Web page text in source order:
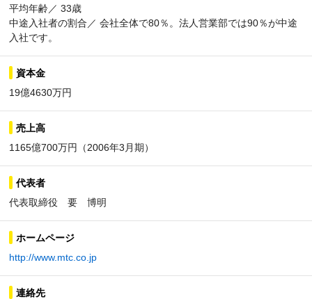
平均年齢／ 33歳
中途入社者の割合／ 会社全体で80％。法人営業部では90％が中途
入社です。
資本金
19億4630万円
売上高
1165億700万円（2006年3月期）
代表者
代表取締役 要 博明
ホームページ
http://www.mtc.co.jp
連絡先